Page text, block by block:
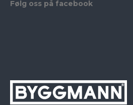
Følg oss på facebook